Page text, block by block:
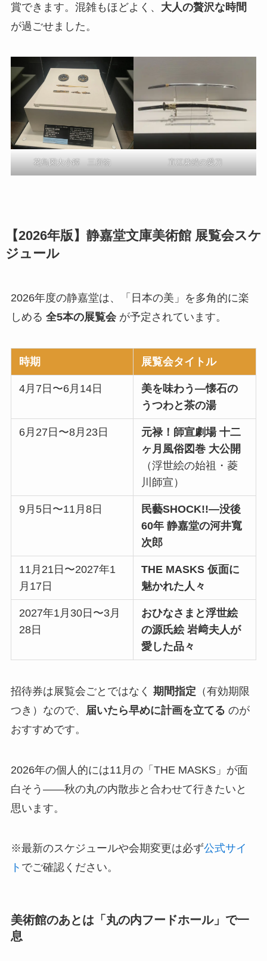
賞できます。混雑もほどよく、 大人の贅沢な時間
が過ごせました。
花鳥図大小鐔 三所物 直江兼続の愛刀
【2026年版】静嘉堂文庫美術館 展覧会スケ
ジュール
2026年度の静嘉堂は、「日本の美」を多角的に楽
しめる 全5本の展覧会が予定されています。
時期 展覧会タイトル
4月7日〜6月14日
美を味わう—懐石の
うつわと茶の湯
6月27日〜8月23日
元禄！師宣劇場 十二
ヶ月風俗図巻 大公開
（浮世絵の始祖・菱
川師宣）
9月5日〜11月8日
民藝SHOCK!!—没後
60年 静嘉堂の河井寬
次郎
11月21日〜2027年1
月17日
THE MASKS 仮面に
魅かれた人々
2027年1月30日〜3月
28日
おひなさまと浮世絵
の源氏絵 岩﨑夫人が
愛した品々
招待券は展覧会ごとではなく 期間指定 （有効期限
つき）なので、
届いたら早めに計画を立てる のが
おすすめです。
2026年の個人的には11月の「THE MASKS」が面
白そう——秋の丸の内散歩と合わせて行きたいと
思います。
※最新のスケジュールや会期変更は必ず公式サイ
ト でご確認ください。
美術館のあとは「丸の内フードホール」で一
息